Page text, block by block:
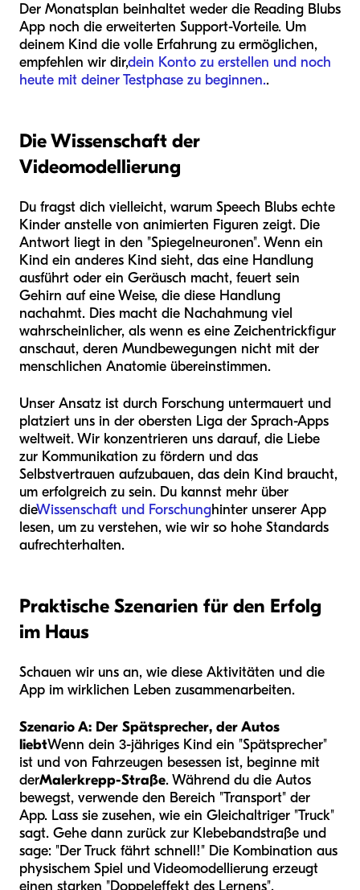
Der Monatsplan beinhaltet weder die Reading Blubs
App noch die erweiterten Support-Vorteile. Um
deinem Kind die volle Erfahrung zu ermöglichen,
empfehlen wir dir,dein Konto zu erstellen und noch
heute mit deiner Testphase zu beginnen..
Die Wissenschaft der
Videomodellierung
Du fragst dich vielleicht, warum Speech Blubs echte
Kinder anstelle von animierten Figuren zeigt. Die
Antwort liegt in den "Spiegelneuronen". Wenn ein
Kind ein anderes Kind sieht, das eine Handlung
ausführt oder ein Geräusch macht, feuert sein
Gehirn auf eine Weise, die diese Handlung
nachahmt. Dies macht die Nachahmung viel
wahrscheinlicher, als wenn es eine Zeichentrickfigur
anschaut, deren Mundbewegungen nicht mit der
menschlichen Anatomie übereinstimmen.
Unser Ansatz ist durch Forschung untermauert und
platziert uns in der obersten Liga der Sprach-Apps
weltweit. Wir konzentrieren uns darauf, die Liebe
zur Kommunikation zu fördern und das
Selbstvertrauen aufzubauen, das dein Kind braucht,
um erfolgreich zu sein. Du kannst mehr über
dieWissenschaft und Forschunghinter unserer App
lesen, um zu verstehen, wie wir so hohe Standards
aufrechterhalten.
Praktische Szenarien für den Erfolg
im Haus
Schauen wir uns an, wie diese Aktivitäten und die
App im wirklichen Leben zusammenarbeiten.
Szenario A: Der Spätsprecher, der Autos
liebtWenn dein 3-jähriges Kind ein "Spätsprecher"
ist und von Fahrzeugen besessen ist, beginne mit
derMalerkrepp-Straße. Während du die Autos
bewegst, verwende den Bereich "Transport" der
App. Lass sie zusehen, wie ein Gleichaltriger "Truck"
sagt. Gehe dann zurück zur Klebebandstraße und
sage: "Der Truck fährt schnell!" Die Kombination aus
physischem Spiel und Videomodellierung erzeugt
einen starken "Doppeleffekt des Lernens".